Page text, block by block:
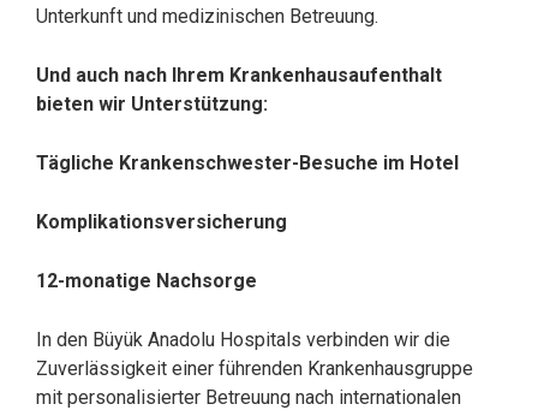
Unterkunft und medizinischen Betreuung.
Und auch nach Ihrem Krankenhausaufenthalt
bieten wir Unterstützung:
Tägliche Krankenschwester-Besuche im Hotel
Komplikationsversicherung
12-monatige Nachsorge
In den Büyük Anadolu Hospitals verbinden wir die
Zuverlässigkeit einer führenden Krankenhausgruppe
mit personalisierter Betreuung nach internationalen